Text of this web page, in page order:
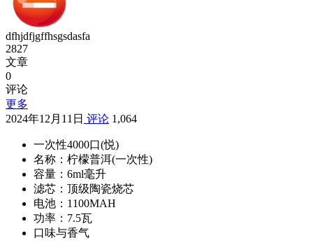
dfhjdfjgffhsgsdasfa
2827
文章
0
评论
更多
2024年12月11日 评论 1,064
一次性4000口(悦)
名称：柠檬普洱(一次性)
容量：6ml毫升
滤芯：顶级陶瓷烧芯
电池：1100MAH
功率：7.5瓦
口味与香气